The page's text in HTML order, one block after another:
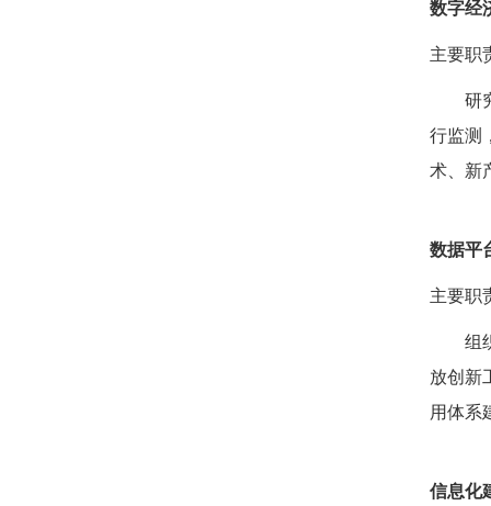
数字经
主要职
研
行监测
术、新
数据平
主要职
组
放创新
用体系
信息化